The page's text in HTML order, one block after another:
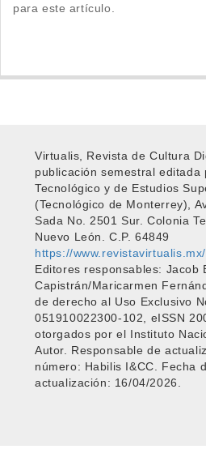
para este artículo.
Virtualis, Revista de Cultura
publicación semestral editada
Tecnológico y de Estudios
(Tecnológico de Monterrey),
Sada No. 2501 Sur. Colonia
Nuevo León. C.P. 64849
https://
Editores responsables: Jacob
Capistrán/Maricarmen
de derecho al Uso Exclusivo
051910022300-102, eISSN
otorgados por el Instituto
Autor. Responsable de
número: Habilis I&CC. Fecha
actualización: 16/04/2026.